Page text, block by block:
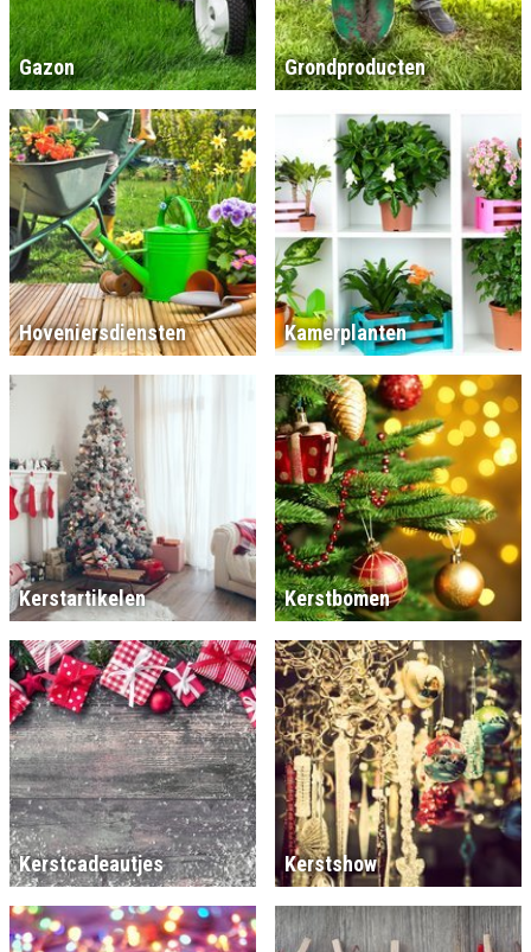
Gazon Grondproducten
Hoveniersdiensten Kamerplanten
Kerstartikelen Kerstbomen
Kerstcadeautjes Kerstshow